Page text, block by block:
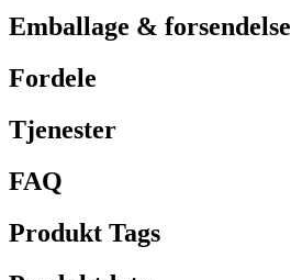
Emballage & forsendelse
Fordele
Tjenester
FAQ
Produkt Tags